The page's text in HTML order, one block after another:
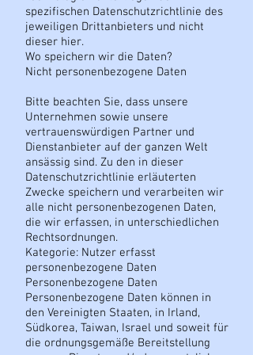
spezifischen Datenschutzrichtlinie des
jeweiligen Drittanbieters und nicht
dieser hier.
Wo speichern wir die Daten?
Nicht personenbezogene Daten
Bitte beachten Sie, dass unsere
Unternehmen sowie unsere
vertrauenswürdigen Partner und
Dienstanbieter auf der ganzen Welt
ansässig sind. Zu den in dieser
Datenschutzrichtlinie erläuterten
Zwecke speichern und verarbeiten wir
alle nicht personenbezogenen Daten,
die wir erfassen, in unterschiedlichen
Rechtsordnungen.
Kategorie: Nutzer erfasst
personenbezogene Daten
Personenbezogene Daten
Personenbezogene Daten können in
den Vereinigten Staaten, in Irland,
Südkorea, Taiwan, Israel und soweit für
die ordnungsgemäße Bereitstellung